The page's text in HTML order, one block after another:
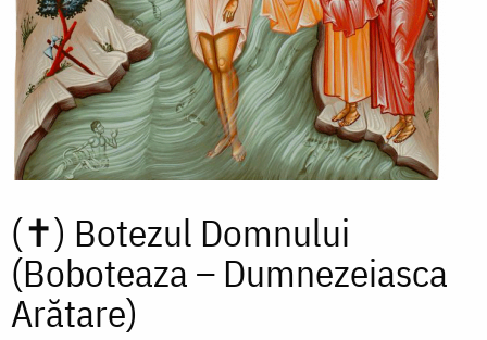
(✝) Botezul Domnului
(Boboteaza – Dumnezeiasca
Arătare)